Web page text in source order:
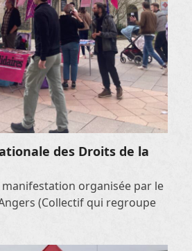
des Droits de la
organisée par le
(Collectif qui regroupe